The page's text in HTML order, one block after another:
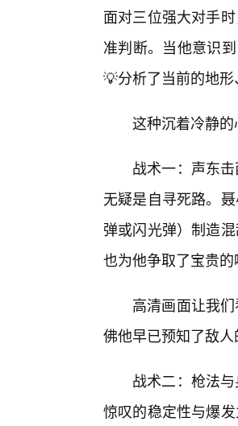
面对三位强大对手
准判断。当他意识
💡分析了当前的地
这种沉着冷静
战术一：声东
无疑是自寻死路。
弹或闪光弹）制造
也为他争取了宝贵
高清画面让我
佛他早已预知了敌人
战术二：枪法
惊叹的稳定性与爆